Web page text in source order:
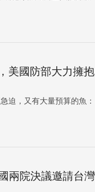
美國防部大力擁抱
迫，又有大量預算的魚：
兩院決議邀請台灣